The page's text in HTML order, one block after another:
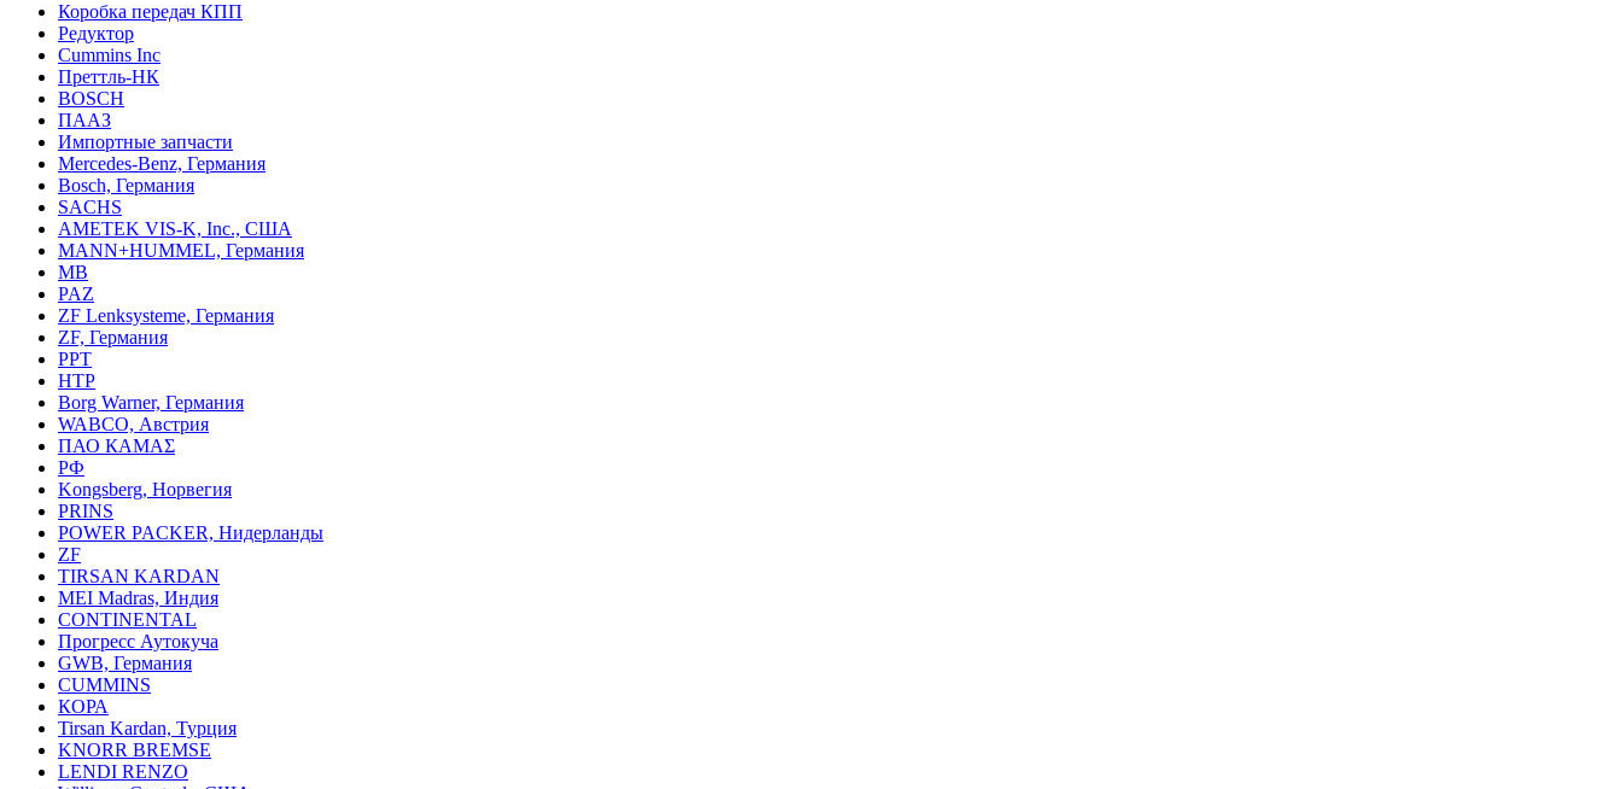
Коробка передач КПП
Редуктор
Cummins Inc
Преттль-НК
BOSCH
ПААЗ
Импортные запчасти
Mercedes-Benz, Германия
Bosch, Германия
SACHS
AMETEK VIS-K, Inc., США
MANN+HUMMEL, Германия
MB
PAZ
ZF Lenksysteme, Германия
ZF, Германия
PPT
HTP
Borg Warner, Германия
WABCO, Австрия
ПАО КАМАΣ
РФ
Kongsberg, Норвегия
PRINS
POWER PACKER, Нидерланды
ZF
TIRSAN KARDAN
MEI Madras, Индия
CONTINENTAL
Прогресс Аутокуча
GWB, Германия
CUMMINS
КОРА
Tirsan Kardan, Турция
KNORR BREMSE
LENDI RENZO